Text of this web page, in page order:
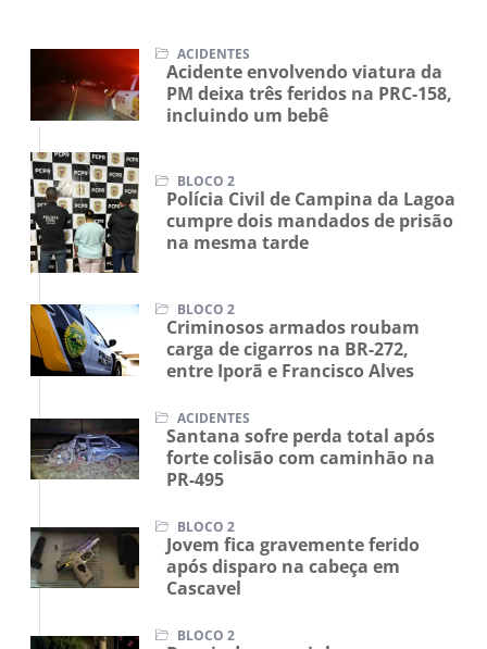
ACIDENTES
Acidente envolvendo viatura da
PM deixa três feridos na PRC-158,
incluindo um bebê
BLOCO 2
Polícia Civil de Campina da Lagoa
cumpre dois mandados de prisão
na mesma tarde
BLOCO 2
Criminosos armados roubam
carga de cigarros na BR-272,
entre Iporã e Francisco Alves
ACIDENTES
Santana sofre perda total após
forte colisão com caminhão na
PR-495
BLOCO 2
Jovem fica gravemente ferido
após disparo na cabeça em
Cascavel
BLOCO 2